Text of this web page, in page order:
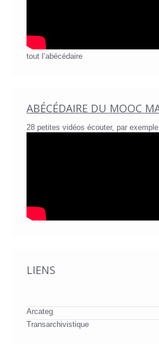
tout l’abécédaire
ABÉCÉDAIRE DU MOOC
28 petites vidéos écouter, par
LIENS
Arcateg
Transarchivistique